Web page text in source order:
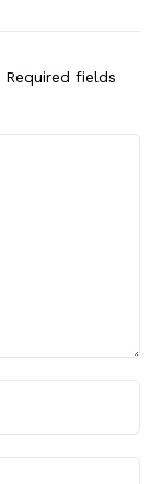
Required fields